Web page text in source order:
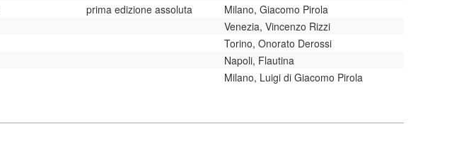
prima edizione assoluta
Milano, Giacomo Pirola
Venezia, Vincenzo Rizzi
Torino, Onorato Derossi
Napoli, Flautina
Milano, Luigi di Giacomo Pirola